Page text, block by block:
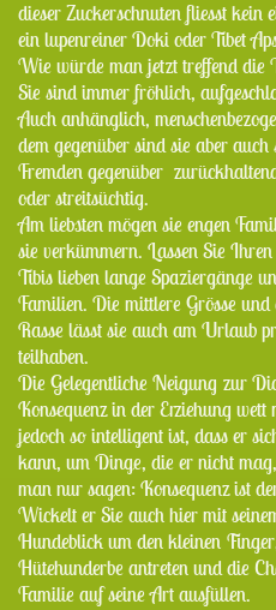
dieser Zuckerschnuten fliesst
ein lupenreiner Doki oder Tibet
Wie würde man jetzt treffend die
Sie sind immer fröhlich,
Auch anhänglich,
dem gegenüber sind sie aber
Fremden gegenüber
oder streitsüchtig.
Am liebsten mögen sie engen
sie verkümmern. Lassen Sie
Tibis lieben lange Spaziergänge
Familien. Die mittlere Grösse und
Rasse lässt sie auch am Urlaub
teilhaben.
Die Gelegentliche Neigung zur
Konsequenz in der Erziehung
jedoch so intelligent ist, dass er
kann, um Dinge, die er nicht
man nur sagen: Konsequenz ist
Wickelt er Sie auch hier mit
Hundeblick um den kleinen
Hütehunderbe antreten und die
Familie auf seine Art ausfüllen.